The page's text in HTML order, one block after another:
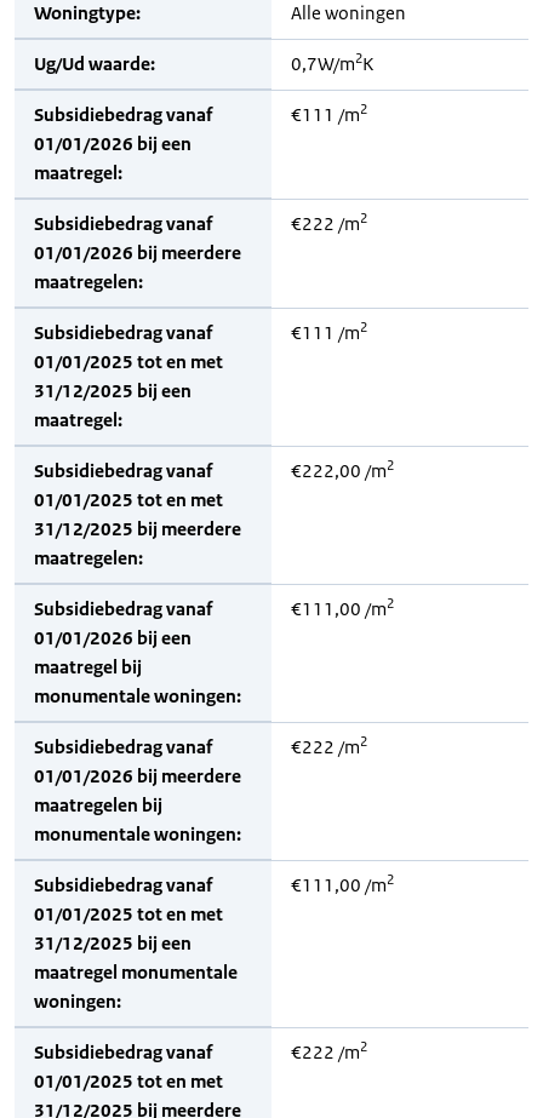
Woningtype: Alle woningen
Ug/Ud waarde: 0,7W/m2K
Subsidiebedrag vanaf
01/01/2026 bij een
maatregel:
€111 /m2
Subsidiebedrag vanaf
01/01/2026 bij meerdere
maatregelen:
€222 /m2
Subsidiebedrag vanaf
01/01/2025 tot en met
31/12/2025 bij een
maatregel:
€111 /m2
Subsidiebedrag vanaf
01/01/2025 tot en met
31/12/2025 bij meerdere
maatregelen:
€222,00 /m2
Subsidiebedrag vanaf
01/01/2026 bij een
maatregel bij
monumentale woningen:
€111,00 /m2
Subsidiebedrag vanaf
01/01/2026 bij meerdere
maatregelen bij
monumentale woningen:
€222 /m2
Subsidiebedrag vanaf
01/01/2025 tot en met
31/12/2025 bij een
maatregel monumentale
woningen:
€111,00 /m2
Subsidiebedrag vanaf
01/01/2025 tot en met
31/12/2025 bij meerdere
€222 /m2